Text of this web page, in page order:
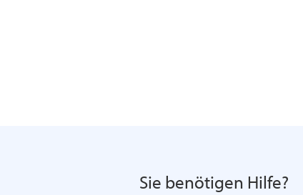
Sie benötigen Hilfe?